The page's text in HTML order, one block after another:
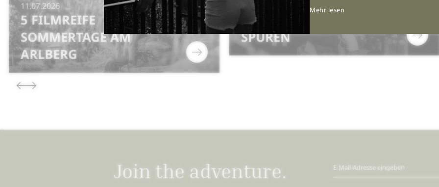
11.07.2026
5 FILMREIFE
SOMMERTAGE AM
ARLBERG
11.05.2026
DIE KUNST, WIEDER ZU
SPÜREN
Join the adventure. E-Mail-Adresse eingeben
Mehr lesen